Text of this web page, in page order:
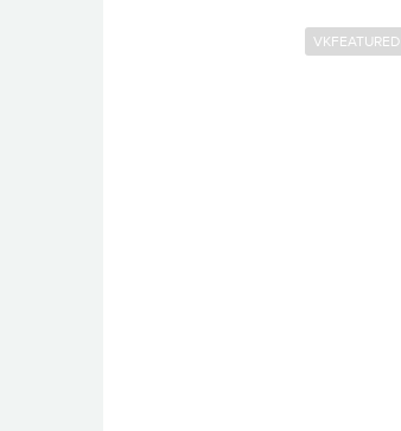
VKFEATURED